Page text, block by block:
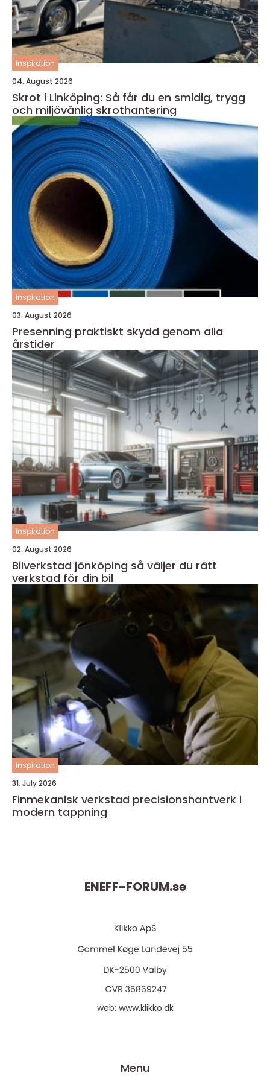
inspiration
04. August 2026
Skrot i Linköping: Så får du en smidig, trygg
och miljövänlig skrothantering
inspiration
03. August 2026
Presenning praktiskt skydd genom alla
årstider
inspiration
02. August 2026
Bilverkstad jönköping så väljer du rätt
verkstad för din bil
inspiration
31. July 2026
Finmekanisk verkstad precisionshantverk i
modern tappning
ENEFF-FORUM.se
web: www.klikko.dk
Menu